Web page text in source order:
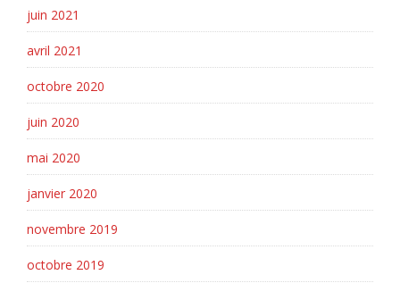
juin 2021
avril 2021
octobre 2020
juin 2020
mai 2020
janvier 2020
novembre 2019
octobre 2019